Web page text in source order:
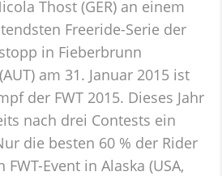
Thost (GER) an einem
Freeride-Serie der
in Fieberbrunn
am 31. Januar 2015 ist
der FWT 2015. Dieses Jahr
nach drei Contests ein
die besten 60 % der Rider
Event in Alaska (USA,